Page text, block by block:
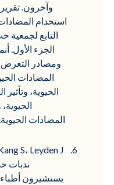
وآخرون.
استخدام
التابع لجمعية
الجزء الأول.
ومصادر التعرض
المضادات
الحيوية،
المضادات
ندبات
يستشيرون أطباء